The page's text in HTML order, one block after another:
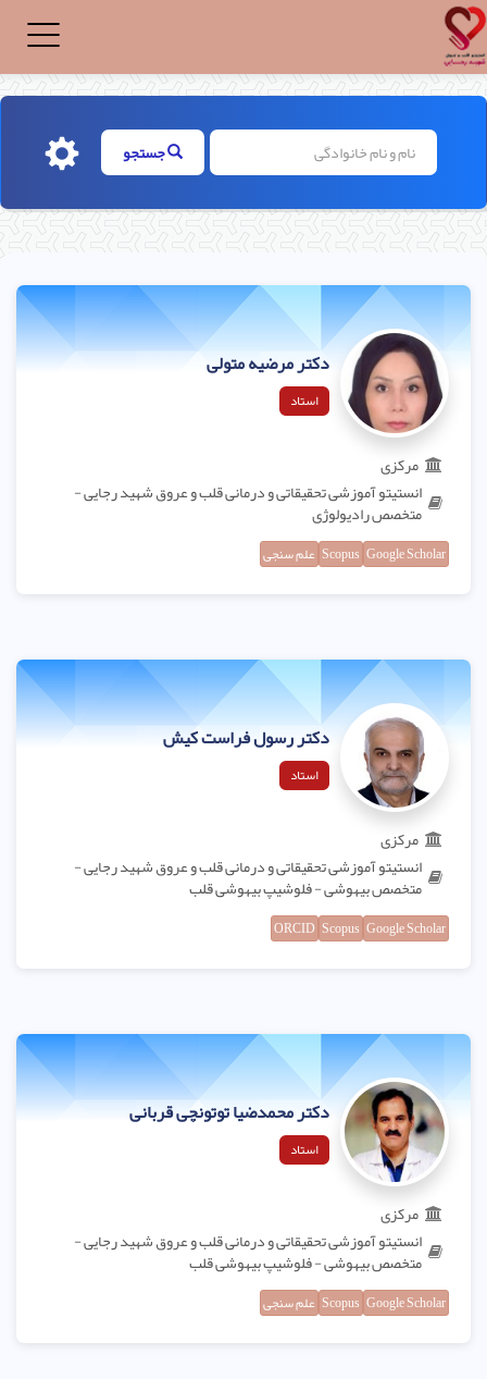
جستجو
دکتر مرضیه متولی
استاد
مرکزی
انستیتو آموزشی تحقیقاتی و درمانی قلب و عروق شهید رجایی -
متخصص رادیولوژی
Google Scholar
Scopus علم سنجی
دکتر رسول فراست کیش
استاد
مرکزی
انستیتو آموزشی تحقیقاتی و درمانی قلب و عروق شهید رجایی -
متخصص بیهوشی - فلوشیپ بیهوشی قلب
Google Scholar
Scopus
ORCID
دکتر محمدضیا توتونچی قربانی
استاد
مرکزی
انستیتو آموزشی تحقیقاتی و درمانی قلب و عروق شهید رجایی -
متخصص بیهوشی - فلوشیپ بیهوشی قلب
Google Scholar
Scopus علم سنجی